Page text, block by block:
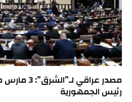
مصدر عراقي
رئيس الجمهورية